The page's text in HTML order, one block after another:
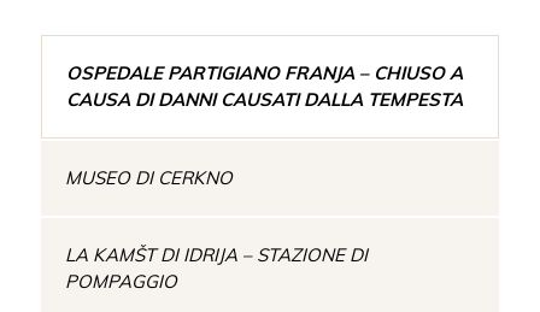
OSPEDALE PARTIGIANO FRANJA – CHIUSO A
CAUSA DI DANNI CAUSATI DALLA TEMPESTA
MUSEO DI CERKNO
LA KAMŠT DI IDRIJA – STAZIONE DI
POMPAGGIO